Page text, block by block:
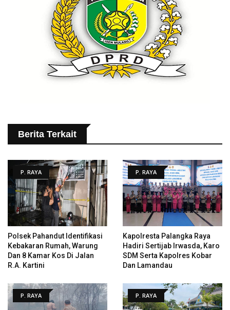
Berita Terkait
P. RAYA
Polsek Pahandut Identifikasi
Kebakaran Rumah, Warung
Dan 8 Kamar Kos Di Jalan
R.A. Kartini
P. RAYA
Kapolresta Palangka Raya
Hadiri Sertijab Irwasda, Karo
SDM Serta Kapolres Kobar
Dan Lamandau
P. RAYA P. RAYA